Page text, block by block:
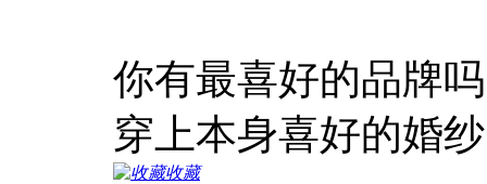
你有最喜好的品牌
穿上本身喜好的婚
收藏